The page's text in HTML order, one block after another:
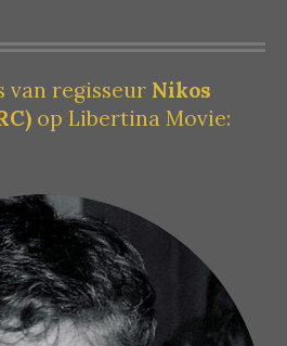
van regisseur Nikos
op Libertina Movie: